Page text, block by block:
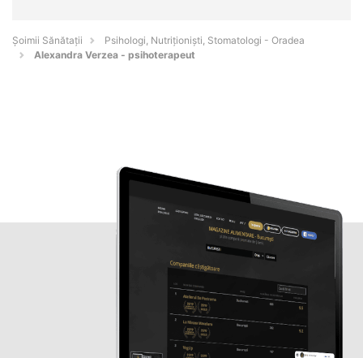
Şoimii Sănătații
Psihologi, Nutriționiști, Stomatologi - Oradea
Alexandra Verzea - psihoterapeut